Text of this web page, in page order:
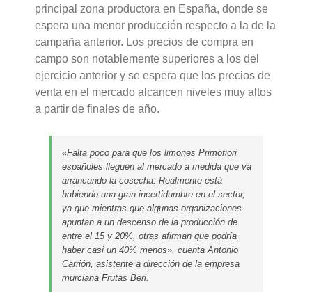
principal zona productora en España, donde se
espera una menor producción respecto a la de la
campaña anterior. Los precios de compra en
campo son notablemente superiores a los del
ejercicio anterior y se espera que los precios de
venta en el mercado alcancen niveles muy altos
a partir de finales de año.
«Falta poco para que los limones Primofiori
españoles lleguen al mercado a medida que va
arrancando la cosecha. Realmente está
habiendo una gran incertidumbre en el sector,
ya que mientras que algunas organizaciones
apuntan a un descenso de la producción de
entre el 15 y 20%, otras afirman que podría
haber casi un 40% menos», cuenta Antonio
Carrión, asistente a dirección de la empresa
murciana Frutas Beri.